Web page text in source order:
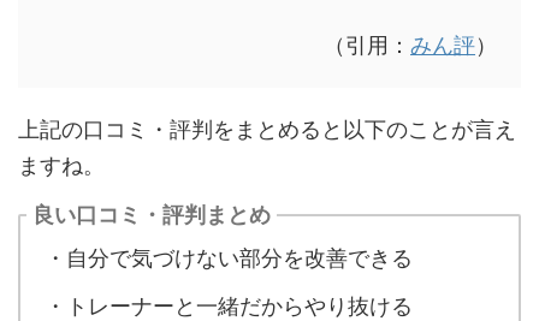
（引用： みん評）
上記の口コミ・評判をまとめると以下のことが言え
ますね。
良い口コミ・評判まとめ
・自分で気づけない部分を改善できる
・トレーナーと一緒だからやり抜ける